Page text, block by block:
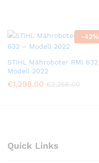
-42%
STIHL Mähroboter RMI
Modell 2022
€1,298.00 €2,256.00
Quick Links